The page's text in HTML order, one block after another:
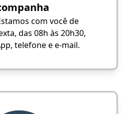
com você de
das 08h às 20h30,
telefone e e-mail.